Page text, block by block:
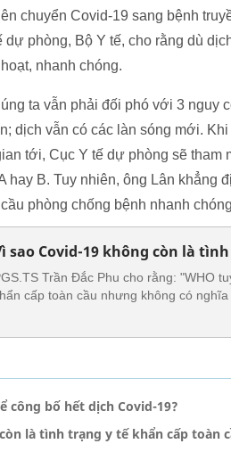
chuyển Covid-19 sang bệnh
dự phòng, Bộ Y tế, cho rằng dù
nhanh chóng.
ta vẫn phải đối phó với 3 nguy
dịch vẫn có các làn sóng mới.
tới, Cục Y tế dự phòng sẽ
hay B. Tuy nhiên, ông Lân khẳng
phòng chống bệnh nhanh
sao Covid-19 không còn là
Trần Đắc Phu cho rằng: "WHO
cấp toàn cầu nhưng không có
công bố hết dịch Covid-19?
là tình trạng y tế khẩn cấp toàn